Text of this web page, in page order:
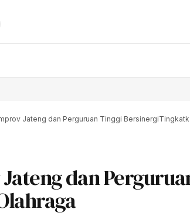
Jateng dan Perguruan Tinggi
dan